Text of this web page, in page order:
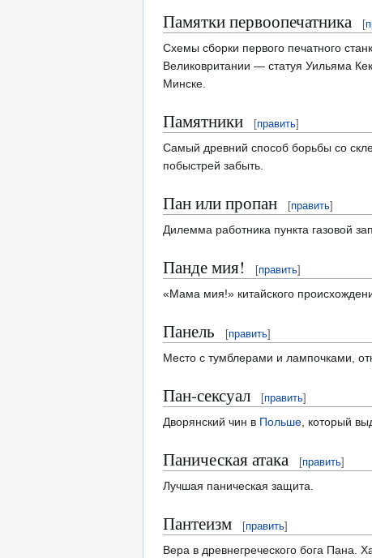
Памятки первоопечатника [
Схемы сборки первого печатного
Великовритании — статуя Уильяма
Минске.
Памятники [править]
Самый древний способ борьбы со
побыстрей забыть.
Пан или пропан [править]
Дилемма работника пункта газовой
Панде мия! [править]
«Мама мия!» китайского
Панель [править]
Место с тумблерами и лампочками,
Пан-сексуал [править]
Дворянский чин в Польше, который
Паническая атака [править]
Лучшая паническая защита.
Пантеизм [править]
Вера в древнегреческого бога Пана.